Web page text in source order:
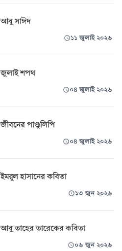
আবু সাঈদ
১১ জুলাই ২০২৬
জুলাই শপথ
০৪ জুলাই ২০২৬
জীবনের পাণ্ডুলিপি
০৪ জুলাই ২০২৬
ইমরুল হাসানের কবিতা
১৩ জুন ২০২৬
আবু তাহের তারেকের কবিতা
০৬ জুন ২০২৬